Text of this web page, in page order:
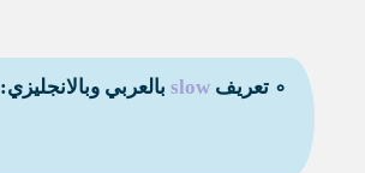
∘ تعريفslow بالعربي وبالانجليزي: